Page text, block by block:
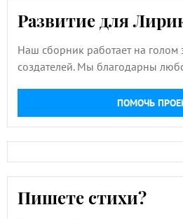
Развитие для
Наш сборник работает на голом
создателей. Мы благодарны
ПОМОЧЬ
Пишете стихи?